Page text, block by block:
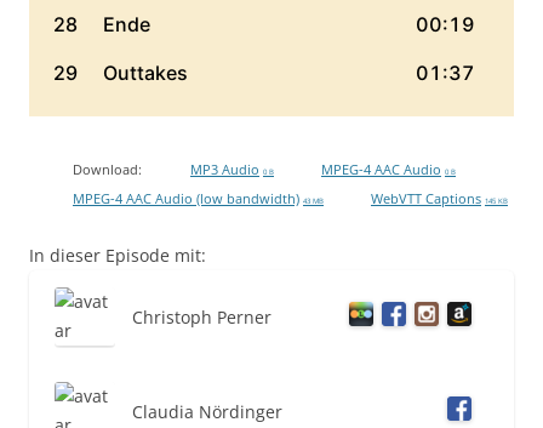
Download: MP3 Audio 0 B MPEG-4 AAC Audio 0 B
MPEG-4 AAC Audio (low bandwidth) 43 MB WebVTT Captions 145 KB
In dieser Episode mit:
Christoph Perner
Claudia Nördinger